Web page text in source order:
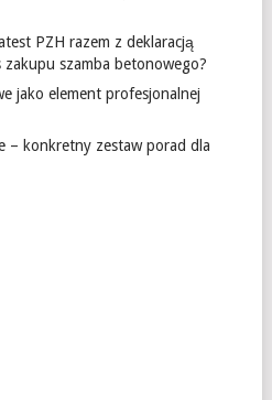
PZH razem z deklaracją
szamba betonowego?
jako element profesjonalnej
– konkretny zestaw porad dla